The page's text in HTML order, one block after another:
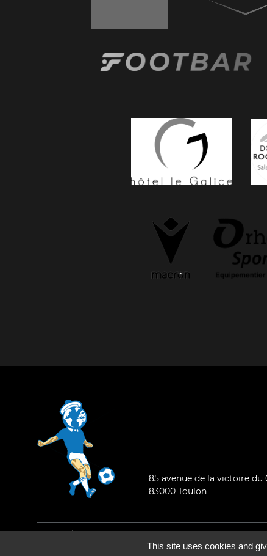
85 avenue de la victoire du
83000 Toulon
Mentions légales-Qui sommes-nous ?
©2026 - Tous droits réservés - Conception :epartenair e
This site uses cookies and